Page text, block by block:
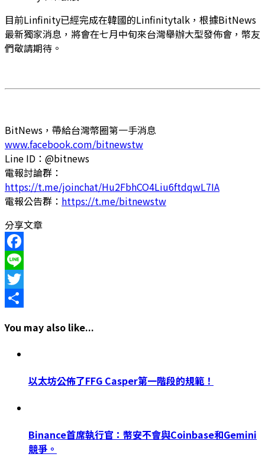
目前Linfinity已經完成在韓國的Linfinitytalk，根據BitNews
最新獨家消息，將會在七月中旬來台灣舉辦大型發佈會，幣友
們敬請期待。
BitNews，帶給台灣幣圈第一手消息
www.facebook.com/bitnewstw
Line ID：@bitnews
電報討論群：
https://t.me/joinchat/Hu2FbhCO4Liu6ftdqwL7IA
電報公告群： https://t.me/bitnewstw
分享文章
Facebook
Line
Twitter
You may also like...
以太坊公佈了FFG Casper第一階段的規範！
Binance首席執行官：幣安不會與Coinbase和Gemini
競爭。